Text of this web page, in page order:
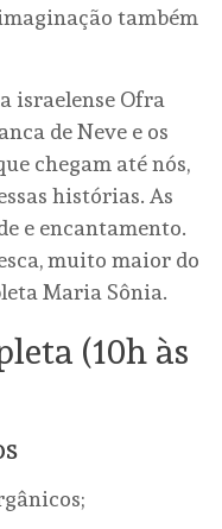
também
israelense Ofra
de Neve e os
chegam até nós,
histórias. As
e encantamento.
muito maior do
Maria Sônia.
(10h às